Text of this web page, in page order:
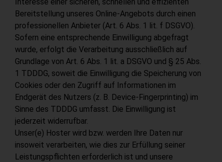
Bereitstellung unseres Online-Angebots durch einen
professionellen Anbieter (Art. 6 Abs. 1 lit. f DSGVO).
Sofern eine entsprechende Einwilligung abgefragt
wurde, erfolgt die Verarbeitung ausschließlich auf
Grundlage von Art. 6 Abs. 1 lit. a DSGVO und § 25 Abs.
1 TDDDG, soweit die Einwilligung die Speicherung von
Cookies oder den Zugriff auf Informationen im
Endgerät des Nutzers (z. B. Device-Fingerprinting) im
Sinne des TDDDG umfasst. Die Einwilligung ist
jederzeit widerrufbar.
Unser(e) Hoster wird bzw. werden Ihre Daten nur
insoweit verarbeiten, wie dies zur Erfüllung seiner
Leistungspflichten erforderlich ist und unsere